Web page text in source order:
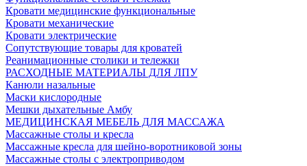
Кровати медицинские функциональные
Кровати механические
Кровати электрические
Сопутствующие товары для кроватей
Реанимационные столики и тележки
РАСХОДНЫЕ МАТЕРИАЛЫ ДЛЯ ЛПУ
Канюли назальные
Маски кислородные
Мешки дыхательные Амбу
МЕДИЦИНСКАЯ МЕБЕЛЬ ДЛЯ МАССАЖА
Массажные столы и кресла
Массажные кресла для шейно-воротниковой зоны
Массажные столы с электроприводом